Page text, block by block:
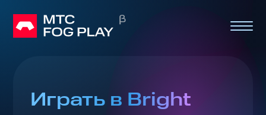
Играть в Bright